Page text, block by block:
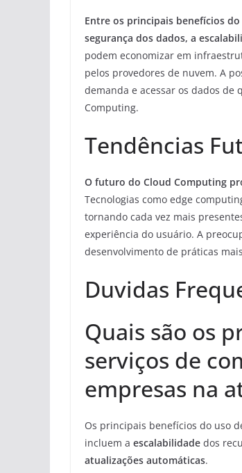
Entre os principais benefícios
segurança dos dados, a
podem economizar em
pelos provedores de nuvem. A
demanda e acessar os dados de
Computing.
Tendências
O futuro do Cloud Computing
Tecnologias como edge
tornando cada vez mais
experiência do usuário. A
desenvolvimento de práticas
Duvidas
Quais são os
serviços de
empresas na
Os principais benefícios do uso
incluem a escalabilidade dos
atualizações automáticas.